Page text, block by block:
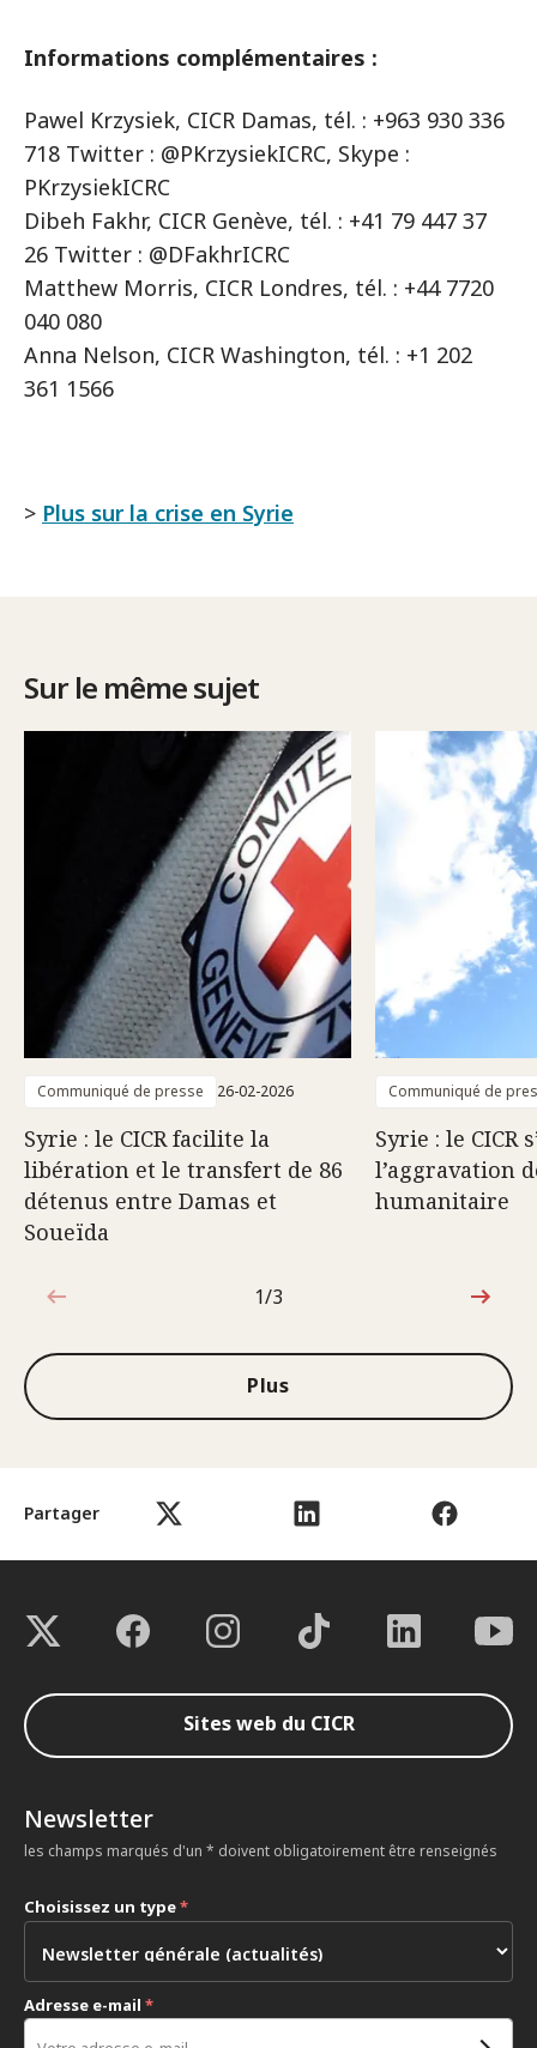
Partager
Informations complémentaires :
Pawel Krzysiek, CICR Damas, tél. : +963 930 336
718 Twitter : @PKrzysiekICRC, Skype :
PKrzysiekICRC
Dibeh Fakhr, CICR Genève, tél. : +41 79 447 37
26 Twitter : @DFakhrICRC
Matthew Morris, CICR Londres, tél. : +44 7720
040 080
Anna Nelson, CICR Washington, tél. : +1 202
361 1566
> Plus sur la crise en Syrie
Sur le même sujet
Communiqué de presse 26-02-2026
Syrie : le CICR facilite la
libération et le transfert de 86
détenus entre Damas et
Soueïda
Communiqué de
Syrie : le CICR
l’aggravation
humanitaire
1sur3
1/3
Plus
Sites web du CICR
Newsletter
les champs marqués d'un * doivent obligatoirement être renseignés
Choisissez un type*
Adresse e-mail *